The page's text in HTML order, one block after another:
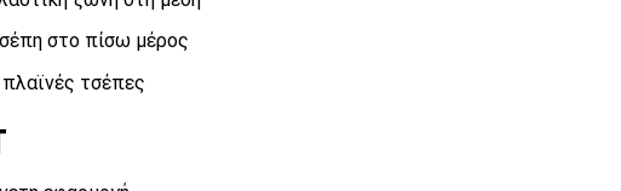
στο πίσω μέρος
τσέπες